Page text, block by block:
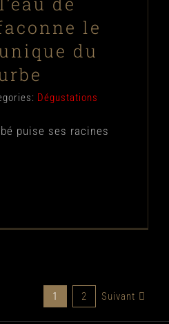
le
du
Dégustations
puise ses racines
1 2 Suivant